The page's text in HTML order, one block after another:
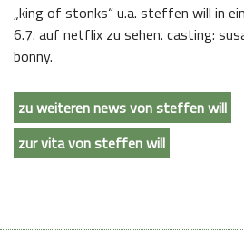
„king of stonks“ u.a. steffen will in
6.7. auf netflix zu sehen. casting:
bonny.
zu weiteren news von steffen will
zur vita von steffen will